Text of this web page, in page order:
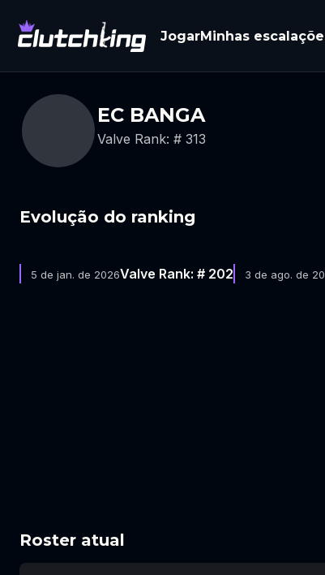
JogarMinhas
EC BANGA
Valve Rank: # 313
Evolução do ranking
5 de jan. de 2026Valve Rank: # 202 3 de ago. de
Roster atual